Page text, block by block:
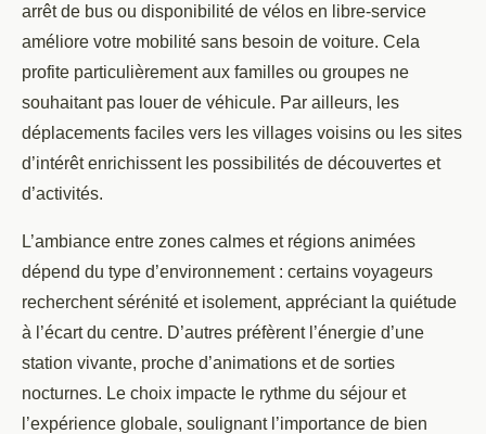
arrêt de bus ou disponibilité de vélos en libre-service
améliore votre mobilité sans besoin de voiture. Cela
profite particulièrement aux familles ou groupes ne
souhaitant pas louer de véhicule. Par ailleurs, les
déplacements faciles vers les villages voisins ou les sites
d’intérêt enrichissent les possibilités de découvertes et
d’activités.
L’ambiance entre zones calmes et régions animées
dépend du type d’environnement : certains voyageurs
recherchent sérénité et isolement, appréciant la quiétude
à l’écart du centre. D’autres préfèrent l’énergie d’une
station vivante, proche d’animations et de sorties
nocturnes. Le choix impacte le rythme du séjour et
l’expérience globale, soulignant l’importance de bien